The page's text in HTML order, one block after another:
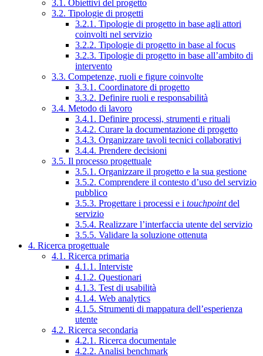
3.1. Obiettivi del progetto
3.2. Tipologie di progetti
3.2.1. Tipologie di progetto in base agli attori
coinvolti nel servizio
3.2.2. Tipologie di progetto in base al focus
3.2.3. Tipologie di progetto in base all’ambito di
intervento
3.3. Competenze, ruoli e figure coinvolte
3.3.1. Coordinatore di progetto
3.3.2. Definire ruoli e responsabilità
3.4. Metodo di lavoro
3.4.1. Definire processi, strumenti e rituali
3.4.2. Curare la documentazione di progetto
3.4.3. Organizzare tavoli tecnici collaborativi
3.4.4. Prendere decisioni
3.5. Il processo progettuale
3.5.1. Organizzare il progetto e la sua gestione
3.5.2. Comprendere il contesto d’uso del servizio
pubblico
3.5.3. Progettare i processi e i touchpointdel
servizio
3.5.4. Realizzare l’interfaccia utente del servizio
3.5.5. Validare la soluzione ottenuta
4. Ricerca progettuale
4.1. Ricerca primaria
4.1.1. Interviste
4.1.2. Questionari
4.1.3. Test di usabilità
4.1.4. Web analytics
4.1.5. Strumenti di mappatura dell’esperienza
utente
4.2. Ricerca secondaria
4.2.1. Ricerca documentale
4.2.2. Analisi benchmark